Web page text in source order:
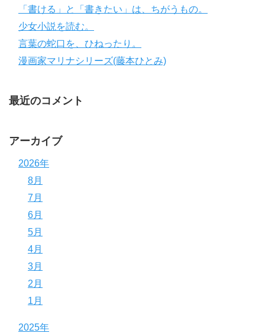
「書ける」と「書きたい」は、ちがうもの。
少女小説を読む。
言葉の蛇口を、ひねったり。
漫画家マリナシリーズ(藤本ひとみ)
最近のコメント
アーカイブ
2026年
8月
7月
6月
5月
4月
3月
2月
1月
2025年